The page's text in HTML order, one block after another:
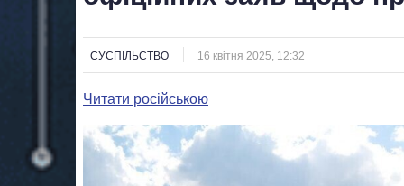
СУСПІЛЬСТВО 16 квітня 2025, 12:32
Читати російською